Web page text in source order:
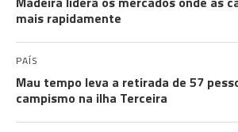
mais rapidamente
PAÍS
Mau tempo leva a retirada de 57
campismo na ilha Terceira